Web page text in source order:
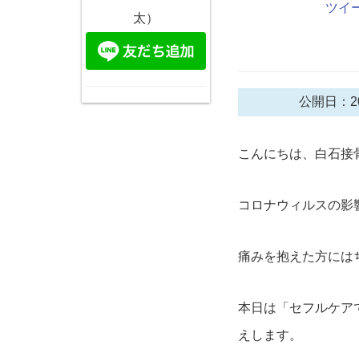
ツイ
公開日：
こんにちは、白石接
コロナウィルスの影
痛みを抱えた方には
本日は「セフルケア
えします。
太）